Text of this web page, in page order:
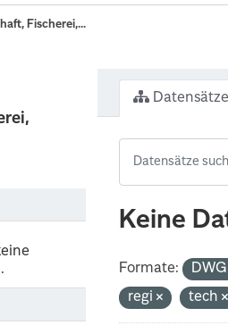
Fischerei,...
Datensätze
Keine
Formate:
regi
tech